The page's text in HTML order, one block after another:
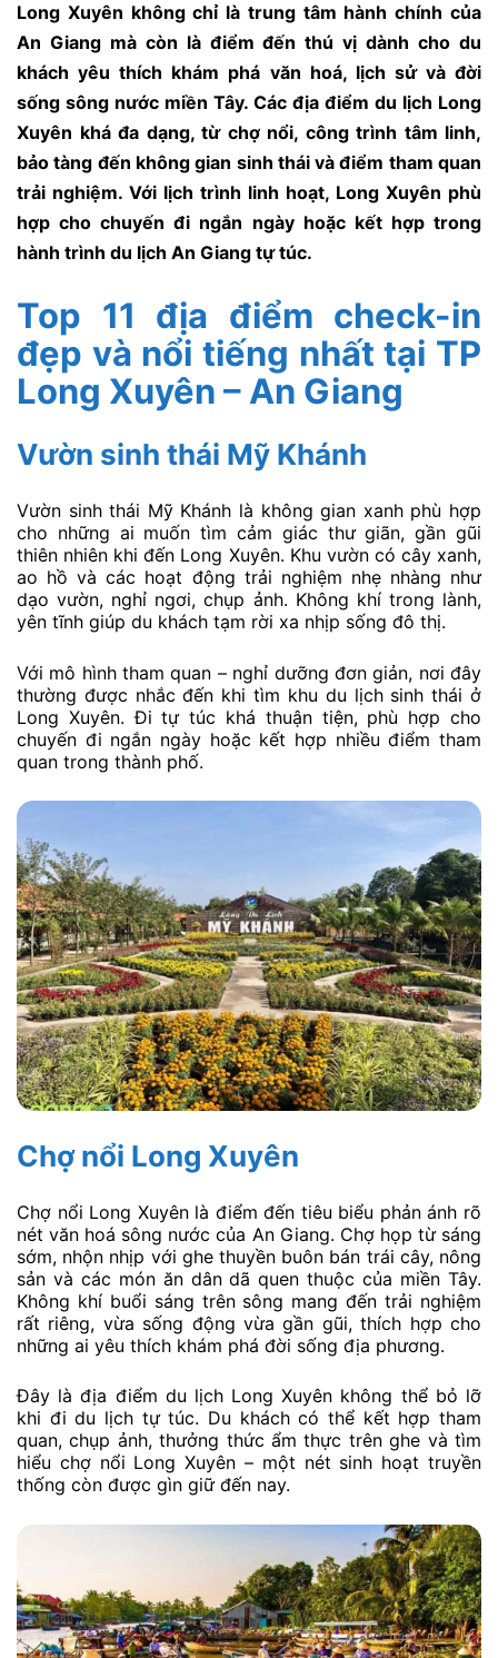
Long Xuyên không chỉ là trung tâm hành chính của
An Giang mà còn là điểm đến thú vị dành cho du
khách yêu thích khám phá văn hoá, lịch sử và đời
sống sông nước miền Tây. Các địa điểm du lịch Long
Xuyên khá đa dạng, từ chợ nổi, công trình tâm linh,
bảo tàng đến không gian sinh thái và điểm tham quan
trải nghiệm. Với lịch trình linh hoạt, Long Xuyên phù
hợp cho chuyến đi ngắn ngày hoặc kết hợp trong
hành trình du lịch An Giang tự túc.
Top 11 địa điểm check-in
đẹp và nổi tiếng nhất tại TP
Long Xuyên – An Giang
Vườn sinh thái Mỹ Khánh
Vườn sinh thái Mỹ Khánh là không gian xanh phù hợp
cho những ai muốn tìm cảm giác thư giãn, gần gũi
thiên nhiên khi đến Long Xuyên. Khu vườn có cây xanh,
ao hồ và các hoạt động trải nghiệm nhẹ nhàng như
dạo vườn, nghỉ ngơi, chụp ảnh. Không khí trong lành,
yên tĩnh giúp du khách tạm rời xa nhịp sống đô thị.
Với mô hình tham quan – nghỉ dưỡng đơn giản, nơi đây
thường được nhắc đến khi tìm khu du lịch sinh thái ở
Long Xuyên. Đi tự túc khá thuận tiện, phù hợp cho
chuyến đi ngắn ngày hoặc kết hợp nhiều điểm tham
quan trong thành phố.
Chợ nổi Long Xuyên
Chợ nổi Long Xuyên là điểm đến tiêu biểu phản ánh rõ
nét văn hoá sông nước của An Giang. Chợ họp từ sáng
sớm, nhộn nhịp với ghe thuyền buôn bán trái cây, nông
sản và các món ăn dân dã quen thuộc của miền Tây.
Không khí buổi sáng trên sông mang đến trải nghiệm
rất riêng, vừa sống động vừa gần gũi, thích hợp cho
những ai yêu thích khám phá đời sống địa phương.
Đây là địa điểm du lịch Long Xuyên không thể bỏ lỡ
khi đi du lịch tự túc. Du khách có thể kết hợp tham
quan, chụp ảnh, thưởng thức ẩm thực trên ghe và tìm
hiểu chợ nổi Long Xuyên – một nét sinh hoạt truyền
thống còn được gìn giữ đến nay.